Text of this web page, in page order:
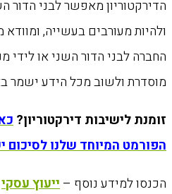
הדירקטוריון מאפשר לבני הדור
ולהיות מעורבים בעשייה,
החברה לבני הדור השני או לידי
מוסדרת ולשוב מכל הידע ישמר
זומנת לישיבות דירקטוריון?
הפורמט המיוחד שלנו לסיכום
הכנסו למידע נוסף –ייעוץ עסקי|